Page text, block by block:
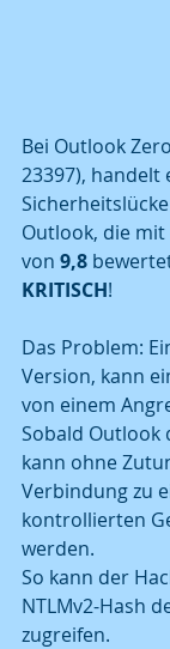
Bei Outlook
23397), handelt
Outlook, die mit
von 9,8
KRITISCH!
Das Problem:
Version, kann
von einem
Sobald Outlook
kann ohne
Verbindung zu
kontrollierten
werden.
So kann der
NTLMv2-Hash
zugreifen.